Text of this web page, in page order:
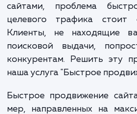
Сегодня, когда интернет
сайтами, проблема
целевого трафика
Клиенты, не
поисковой выдачи,
конкурентам. Решить